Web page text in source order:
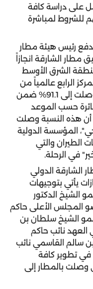
على دراسة كافة
للشروط لمباشرة
رئيس هيئة مطار
مطار الشارقة انجازاً
الشرق الأوسط
الرابع عالمياً من
حيث دقة إقلاع الرحلات والتي وصلت إلى 91.1% ضمن
حسب الموعد
أن هذه النسبة وصلت
جي"، المؤسسة الدولية
الطيران والتي
الشارقة الدولي
يأتي بتوجيهات
الشيخ الدكتور
المجلس الأعلى حاكم
الشيخ سلطان بن
نائب حاكم
سالم القاسمي نائب
في تطوير كافة
وصلت بالمطار إلى